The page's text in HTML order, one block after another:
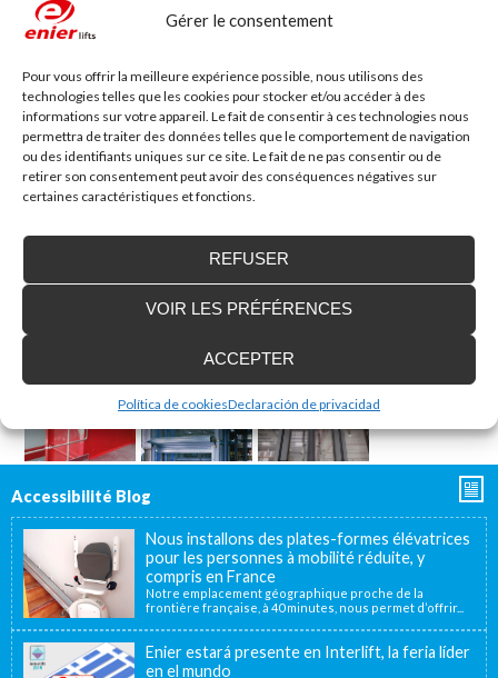
Gérer le consentement
Pour vous offrir la meilleure expérience possible, nous utilisons des
technologies telles que les cookies pour stocker et/ou accéder à des
informations sur votre appareil. Le fait de consentir à ces technologies nous
permettra de traiter des données telles que le comportement de navigation
ou des identifiants uniques sur ce site. Le fait de ne pas consentir ou de
retirer son consentement peut avoir des conséquences négatives sur
certaines caractéristiques et fonctions.
ACCEPTER
REFUSER
VOIR LES PRÉFÉRENCES
Política de cookiesDeclaración de privacidad
Accessibilité Blog
Nous installons des plates-formes élévatrices
pour les personnes à mobilité réduite, y
compris en France
Notre emplacement géographique proche de la
frontière française, à 40 minutes, nous permet d’offrir...
Enier estará presente en Interlift, la feria líder
en el mundo